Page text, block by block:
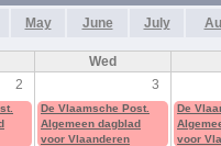
May June July
Wed
2 3
De Vlaamsche Post.
Algemeen dagblad
voor Vlaanderen
De
voor